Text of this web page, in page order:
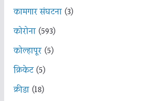
कामगार संघटना(3)
कोरोना(593)
कोल्हापूर(5)
क्रिकेट(5)
क्रीडा(18)